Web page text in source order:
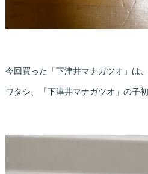
今回買った「下津井マナガツオ」は
ワタシ、「下津井マナガツオ」の子